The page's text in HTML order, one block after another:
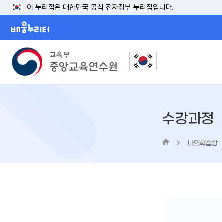
이 누리집은 대한민국 공식 전자정부 누리집입니다.
수강과정
나의학습방